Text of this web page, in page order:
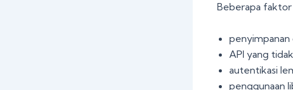
Beberapa
penyimpanan
API yang
autentikasi
penggunaan